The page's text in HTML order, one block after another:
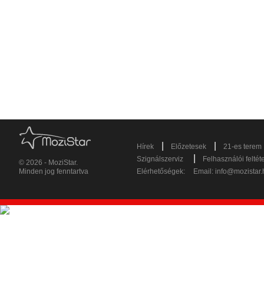
© 2026 - MoziStar.
Minden jog fenntartva
Hírek Előzetesek
21-es terem
Szignálszerviz
Felhasználói
Elérhetőségek:
Email: